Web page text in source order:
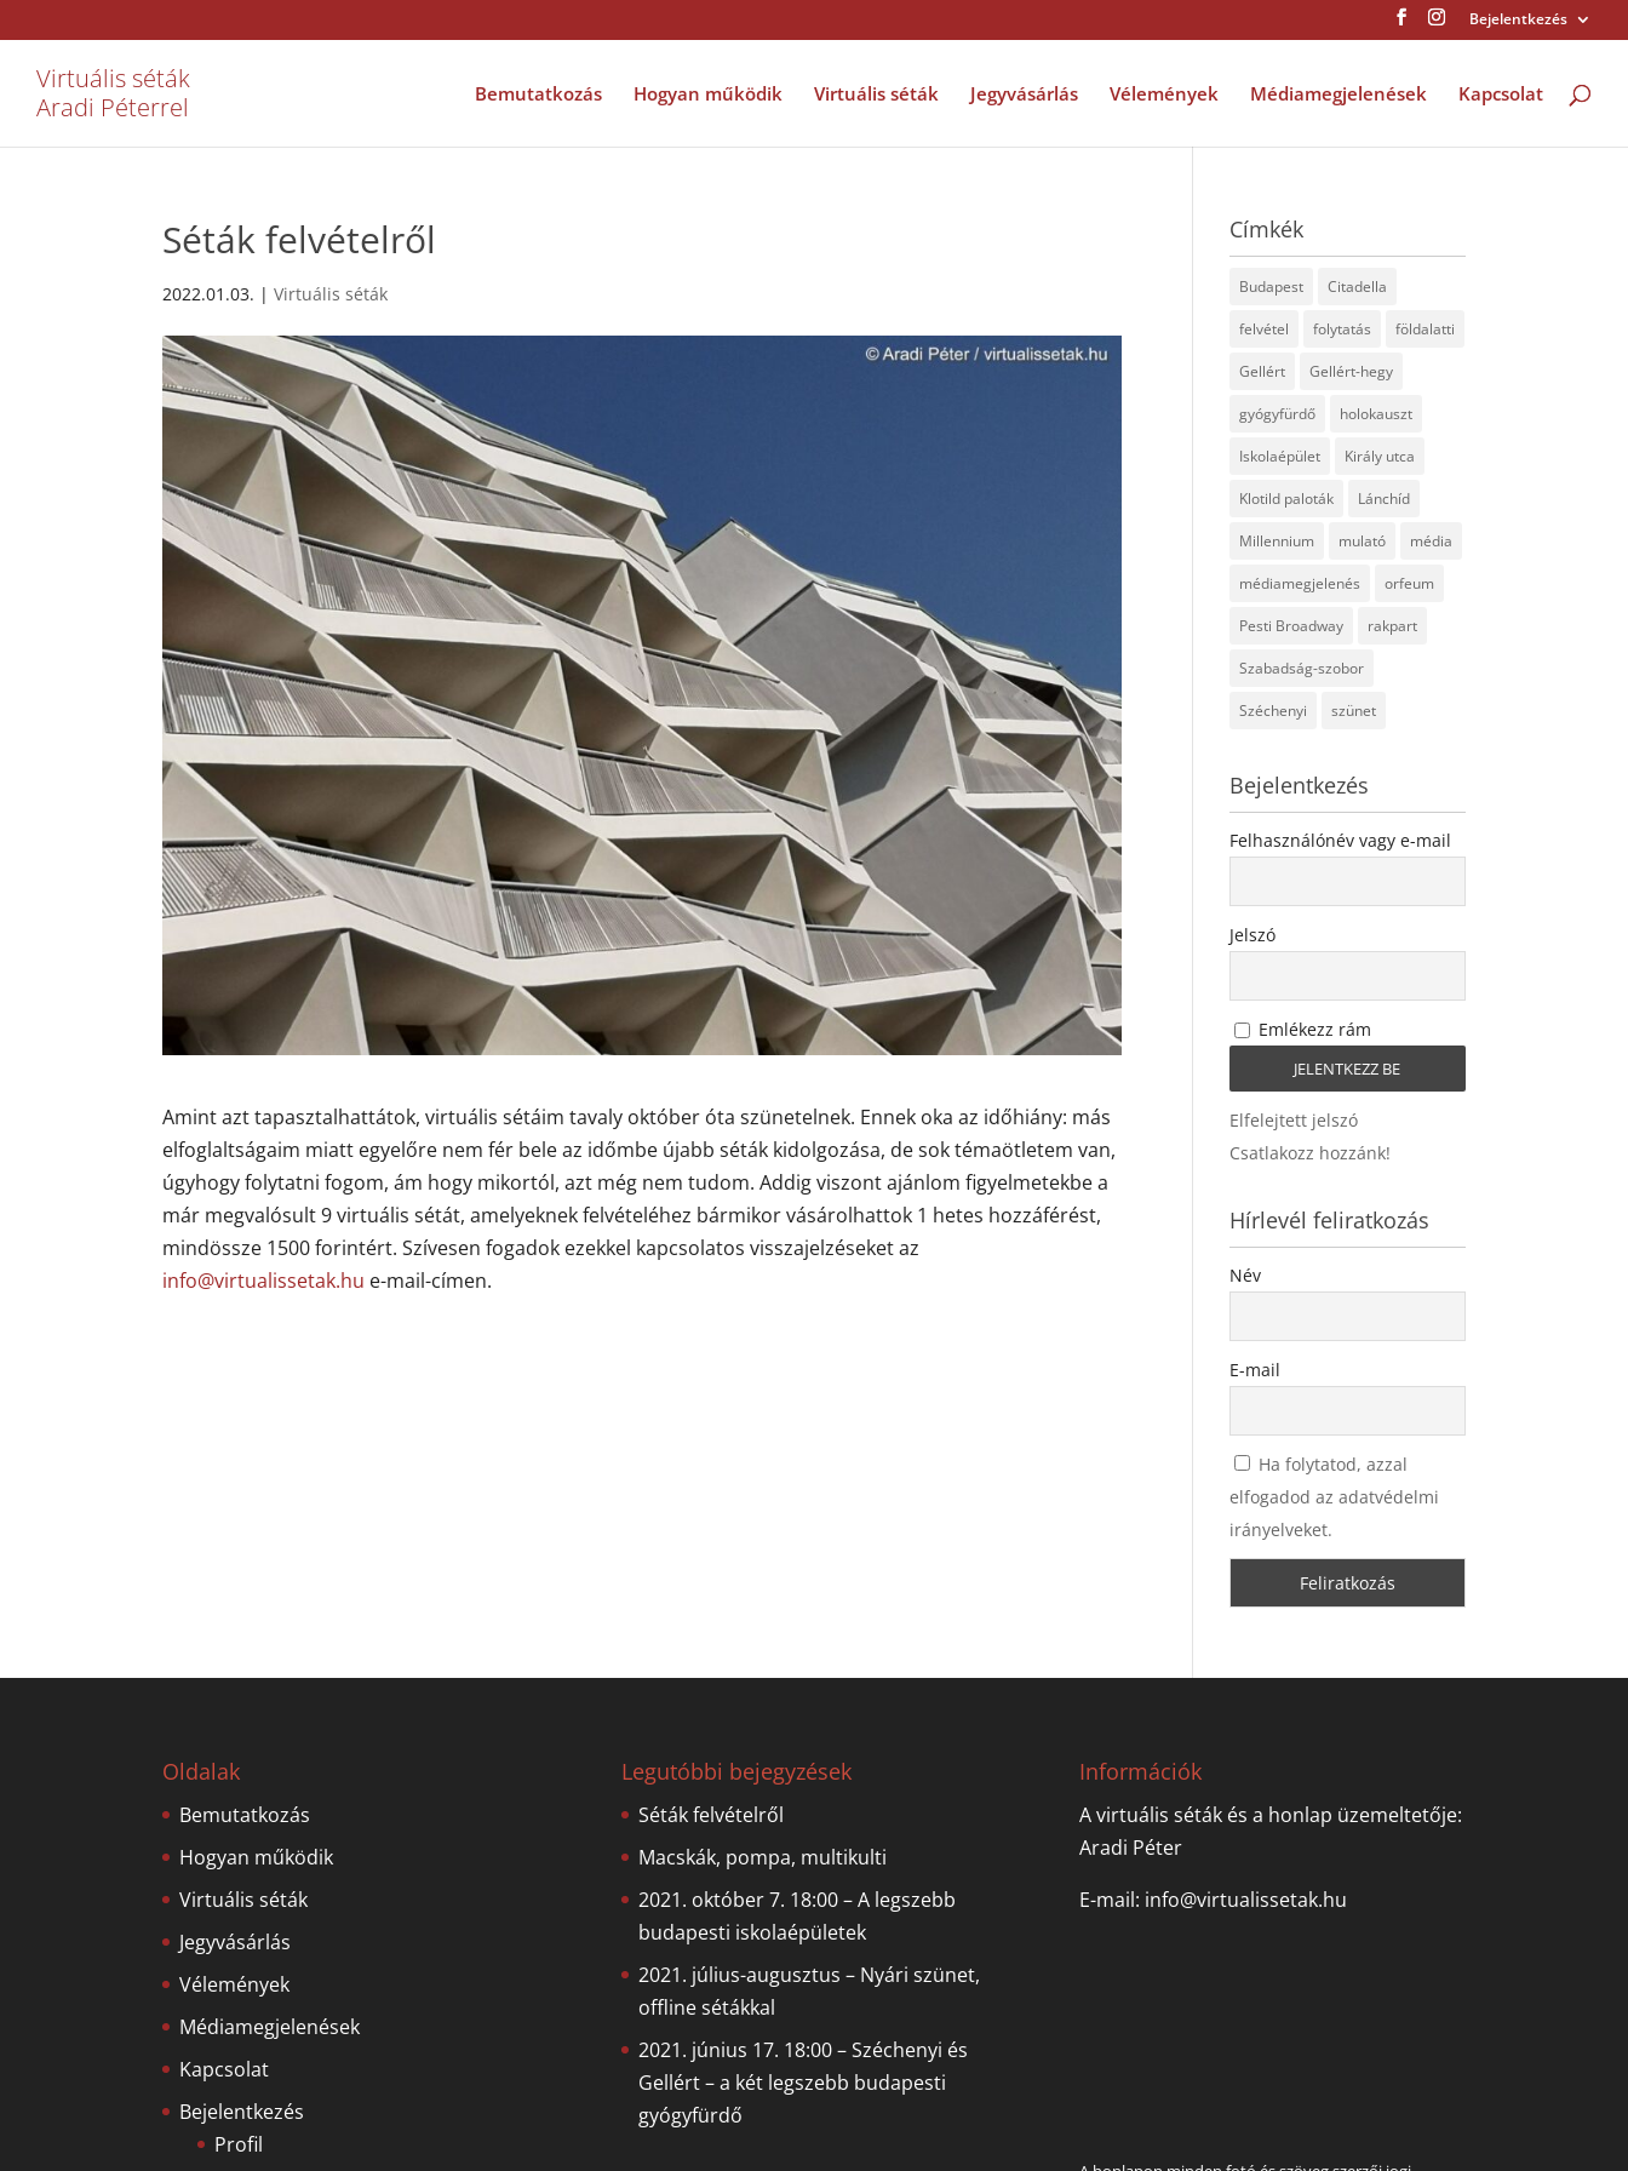
Bejelentkezés
Virtuális séták
Aradi Péterrel
Bemutatkozás Hogyan működik Virtuális séták Jegyvásárlás Vélemények Médiamegjelenések Kapcsolat
Séták felvételről
2022.01.03. |Virtuális séták
Amint azt tapasztalhattátok, virtuális sétáim tavaly október óta szünetelnek. Ennek oka az időhiány: más
elfoglaltságaim miatt egyelőre nem fér bele az időmbe újabb séták kidolgozása, de sok témaötletem van,
úgyhogy folytatni fogom, ám hogy mikortól, azt még nem tudom. Addig viszont ajánlom figyelmetekbe a
már megvalósult 9 virtuális sétát, amelyeknek felvételéhez bármikor vásárolhattok 1 hetes hozzáférést,
mindössze 1500 forintért. Szívesen fogadok ezekkel kapcsolatos visszajelzéseket az
info@virtualissetak.hu e-mail-címen.
Címkék
Budapest Citadella
felvétel folytatás földalatti
Gellért Gellért-hegy
gyógyfürdő holokauszt
Iskolaépület Király utca
Klotild paloták Lánchíd
Millennium mulató média
médiamegjelenés orfeum
Pesti Broadway rakpart
Szabadság-szobor
Széchenyi szünet
Bejelentkezés
Felhasználónév vagy e-mail
Jelszó
Emlékezz rám
Elfelejtett jelszó
Csatlakozz hozzánk!
Hírlevél feliratkozás
Név
E-mail
Ha folytatod, azzal
elfogadod az adatvédelmi
irányelveket.
Oldalak
Bemutatkozás
Hogyan működik
Virtuális séták
Jegyvásárlás
Vélemények
Médiamegjelenések
Kapcsolat
Bejelentkezés
Profil
Legutóbbi bejegyzések
Séták felvételről
Macskák, pompa, multikulti
2021. október 7. 18:00 – A legszebb
budapesti iskolaépületek
2021. július-augusztus – Nyári szünet,
offline sétákkal
2021. június 17. 18:00 – Széchenyi és
Gellért – a két legszebb budapesti
gyógyfürdő
Információk
A virtuális séták és a honlap üzemeltetője:
Aradi Péter
E-mail: info@virtualissetak.hu